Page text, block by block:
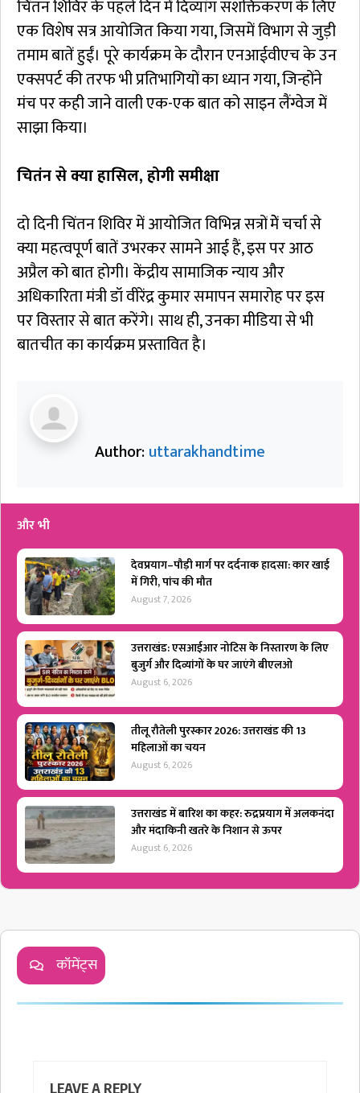
चिंतन शिविर के पहले दिन में दिव्यांग सशक्तिकरण के लिए
एक विशेष सत्र आयोजित किया गया, जिसमें विभाग से जुड़ी
तमाम बातें हुईं। पूरे कार्यक्रम के दौरान एनआईवीएच के उन
एक्सपर्ट की तरफ भी प्रतिभागियों का ध्यान गया, जिन्होंने
मंच पर कही जाने वाली एक-एक बात को साइन लैंग्वेज में
साझा किया।
चितंन से क्या हासिल, होगी समीक्षा
दो दिनी चिंतन शिविर में आयोजित विभिन्न सत्रों मेें चर्चा से
क्या महत्वपूर्ण बातें उभरकर सामने आई हैं, इस पर आठ
अप्रैल को बात होगी। केंद्रीय सामाजिक न्याय और
अधिकारिता मंत्री डॉ वीरेंद्र कुमार समापन समारोह पर इस
पर विस्तार से बात करेंगे। साथ ही, उनका मीडिया से भी
बातचीत का कार्यक्रम प्रस्तावित है।
Author:uttarakhandtime
और भी
देवप्रयाग–पौड़ी मार्ग पर दर्दनाक हादसा: कार खाई
में गिरी, पांच की मौत
August 7, 2026
उत्तराखंड: एसआईआर नोटिस के निस्तारण के लिए
बुजुर्ग और दिव्यांगों के घर जाएंगे बीएलओ
August 6, 2026
तीलू रौतेली पुरस्कार 2026: उत्तराखंड की 13
महिलाओं का चयन
August 6, 2026
उत्तराखंड में बारिश का कहर: रुद्रप्रयाग में अलकनंदा
और मंदाकिनी खतरे के निशान से ऊपर
August 6, 2026
कॉमेंट्स
LEAVE A REPLY